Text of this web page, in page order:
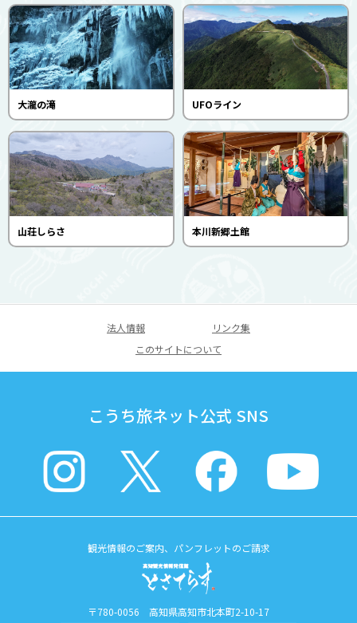
大瀧の滝 UFOライン
山荘しらさ 本川新郷土館
法人情報
リンク集
このサイトについて
こうち旅ネット公式 SNS
観光情報のご案内、パンフレットのご請求
〒780-0056 高知県高知市北本町2-10-17